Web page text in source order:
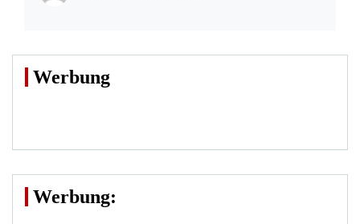
Werbung
Werbung: